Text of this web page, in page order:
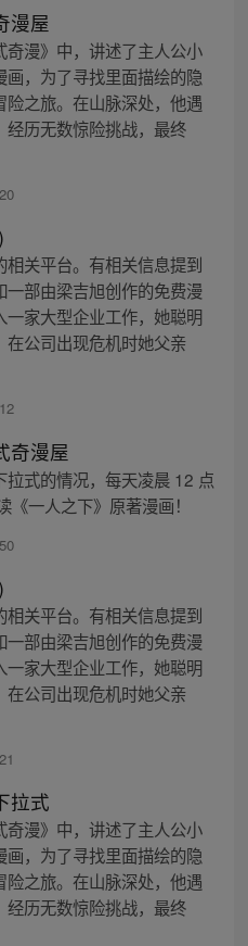
漫屋
奇漫》中，讲述了主人公小
，为了寻找里面描绘的隐
之旅。在山脉深处，他遇
历无数惊险挑战，最终
关平台。有相关信息提到
部由梁吉旭创作的免费漫
家大型企业工作，她聪明
公司出现危机时她父亲
奇漫屋
式的情况，每天凌晨 12 点
一人之下》原著漫画！
关平台。有相关信息提到
部由梁吉旭创作的免费漫
家大型企业工作，她聪明
公司出现危机时她父亲
拉式
奇漫》中，讲述了主人公小
，为了寻找里面描绘的隐
之旅。在山脉深处，他遇
历无数惊险挑战，最终